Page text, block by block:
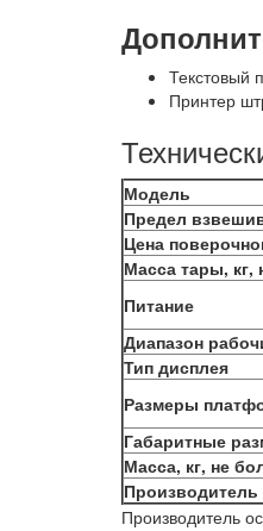
Текстовый
Принтер
Модель
Предел
Цена
Масса тары, кг,
Питание
Диапазон
Тип дисплея
Размеры
Габаритные
Масса, кг, не
Производитель
Производитель